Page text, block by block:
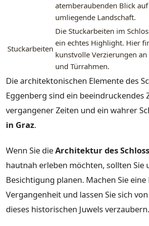
atemberaubenden Blick
umliegende Landschaft.
Stuckarbeiten
Die Stuckarbeiten im
ein echtes Highlight. Hier
kunstvolle Verzierungen an
und Türrahmen.
Die architektonischen Elemente des
Eggenberg sind ein beeindruckendes
vergangener Zeiten und ein wahrer
in Graz.
Wenn Sie dieArchitektur des
hautnah erleben möchten, sollten Sie
Besichtigung planen. Machen Sie eine
Vergangenheit und lassen Sie sich
dieses historischen Juwels verzaubern.